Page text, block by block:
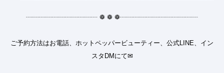
┈┈┈┈┈┈┈┈┈┈┈ ❁ ❁ ❁┈┈┈┈┈┈┈┈┈┈┈┈
ご予約方法はお電話、ホットペッパービューティー、公式LINE、イン
スタDMにて✉︎